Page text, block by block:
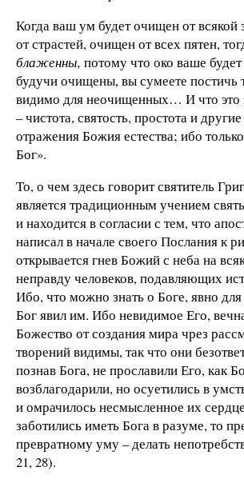
Когда ваш ум будет очищен от всякой
от страстей, очищен от всех пятен,
блаженны, потому что око ваше
будучи очищены, вы сумеете постичь
видимо для неочищенных… И что это
– чистота, святость, простота и
отражения Божия естества; ибо
Бог».
То, о чем здесь говорит святитель
является традиционным учением
и находится в согласии с тем, что
написал в начале своего Послания к
открывается гнев Божий с неба на
неправду человеков, подавляющих
Ибо, что можно знать о Боге, явно
Бог явил им. Ибо невидимое Его,
Божество от создания мира чрез
творений видимы, так что они
познав Бога, не прославили Его, как
возблагодарили, но осуетились в
и омрачилось несмысленное их
заботились иметь Бога в разуме, то
превратному уму – делать
21, 28).